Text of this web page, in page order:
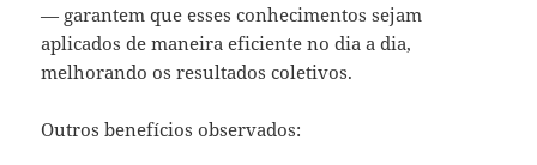
— garantem que esses conhecimentos sejam
aplicados de maneira eficiente no dia a dia,
melhorando os resultados coletivos.
Outros benefícios observados: